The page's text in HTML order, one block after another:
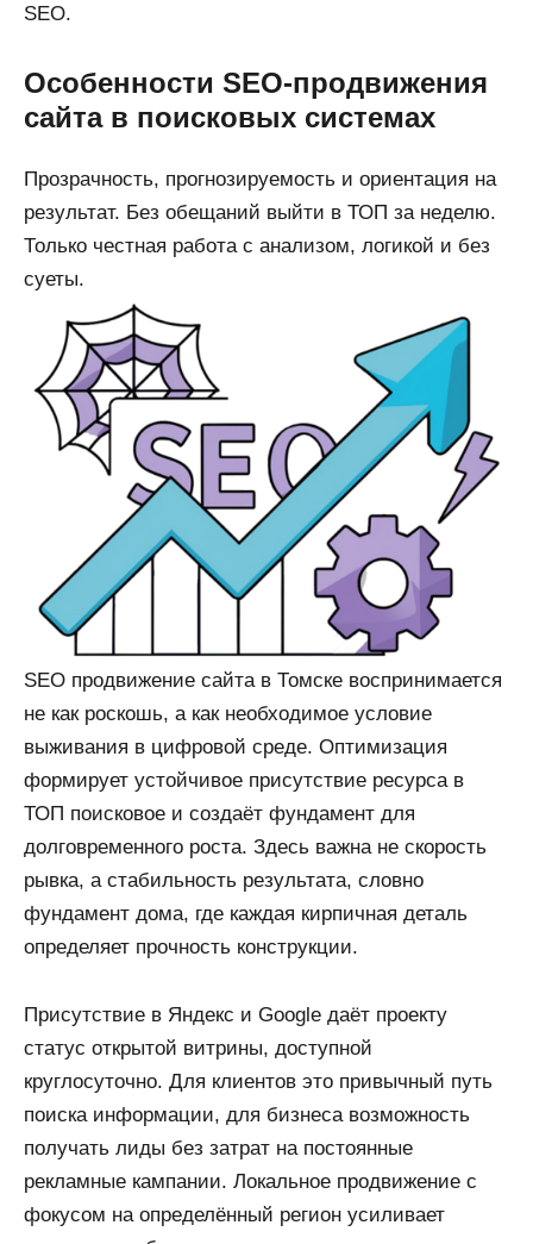
SEO.
Особенности SEO-продвижения
сайта в поисковых системах
Прозрачность, прогнозируемость и ориентация на
результат. Без обещаний выйти в ТОП за неделю.
Только честная работа с анализом, логикой и без
суеты.
SEO продвижение сайта в Томске воспринимается
не как роскошь, а как необходимое условие
выживания в цифровой среде. Оптимизация
формирует устойчивое присутствие ресурса в
ТОП поисковое и создаёт фундамент для
долговременного роста. Здесь важна не скорость
рывка, а стабильность результата, словно
фундамент дома, где каждая кирпичная деталь
определяет прочность конструкции.
Присутствие в Яндекс и Google даёт проекту
статус открытой витрины, доступной
круглосуточно. Для клиентов это привычный путь
поиска информации, для бизнеса возможность
получать лиды без затрат на постоянные
рекламные кампании. Локальное продвижение с
фокусом на определённый регион усиливает